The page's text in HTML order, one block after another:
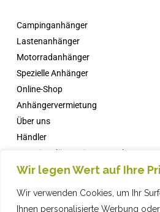
Wir legen Wert auf Ihre
Wir verwenden Cookies, um Ihr
Ihnen personalisierte Werbung
Über uns
Händler
Campingplätze mit Comanche
Nachricht
Campinganhänger
Lastenanhänger
Motorradanhänger
Spezielle Anhänger
Online-Shop
Anhängervermietung